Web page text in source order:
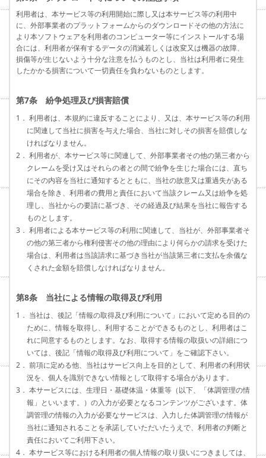
利用者は、本サービス等の利用開始に際し又は本サービス等の利用中
に、外部事業者のプラットフォームからのダウンロードその他の方法に
より本ソフトウェアを利用者のコンピューター等にインストールする場
合には、利用者が保有するデータの消滅若しくは改変又は機器の故障、
損傷等が生じないよう十分な注意を払うものとし、当社は利用者に発生
したかかる損害について一切責任を負わないものとします。
第7条 紛争処理及び損害賠償
1． 利用者は、本規約に違反することにより、又は、本サービス等の利用
に関連して当社に損害を与えた場合、当社に対しその損害を賠償しな
ければなりません。
2． 利用者が、本サービス等に関連して、外部事業者その他の第三者から
クレームを受け又はそれらの者との間で紛争を生じた場合には、直ち
にその内容を当社に通知するとともに、当社の故意又は重過失がある
場合を除き、利用者の費用と責任において当該クレーム又は紛争を処
理し、当社からの要請に基づき、その経過及び結果を当社に報告する
ものとします。
3． 利用者による本サービス等の利用に関連して、当社が、外部事業者そ
の他の第三者から権利侵害その他の理由により何らかの請求を受けた
場合は、利用者は当該請求に基づき当社が当該第三者に支払を余儀な
くされた金額を賠償しなければなりません。
第8条 当社による情報の取得及び利用
1． 当社は、後記「情報の取得及び利用について」において定める目的の
ために、情報を取得し、利用することができるものとし、利用者はこ
れに同意するものとします。なお、取得する情報の取扱いの詳細につ
いては、後記「情報の取得及び利用について」をご確認下さい。
2． 前項に定める他、当社はサービス向上を目的として、利用者の利用状
況を、個人を識別できない情報として取得する場合があります。
3． 本サービスには、生理日・基礎体温・体重等（以下、「体調管理の情
報」といいます。）の入力が必要となるコンテンツがございます。体
調管理の情報の入力が必要なサービスは、入力した体調管理の情報が
当社に通知されることを承諾していただいたうえで、利用者の判断と
責任においてご利用下さい。
4． 本サービス等における利用者の個人情報の取り扱いにつきましては、